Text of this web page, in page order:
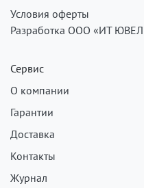
Условия оферты
Разработка ООО «ИТ
Сервис
О компании
Гарантии
Доставка
Контакты
Журнал